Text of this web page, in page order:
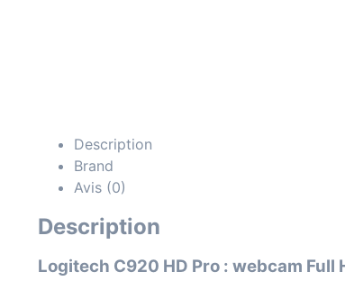
Description
Brand
Avis (0)
Description
Logitech C920 HD Pro : webcam